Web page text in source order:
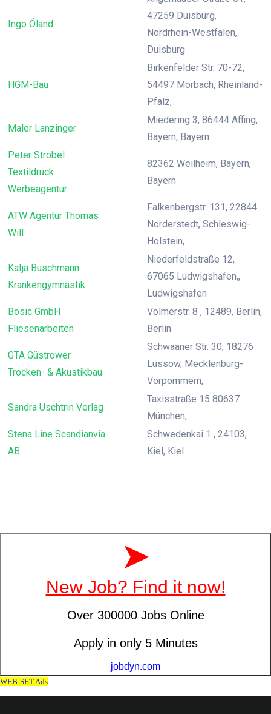
Ingo Öland
47259 Duisburg,
Nordrhein-Westfalen,
Duisburg
HGM-Bau
Birkenfelder Str. 70-72,
54497 Morbach, Rheinland-
Pfalz,
Maler Lanzinger
Miedering 3, 86444 Affing,
Bayern, Bayern
Peter Strobel
Textildruck
Werbeagentur
82362 Weilheim, Bayern,
Bayern
ATW Agentur Thomas
Will
Falkenbergstr. 131, 22844
Norderstedt, Schleswig-
Holstein,
Katja Buschmann
Krankengymnastik
Niederfeldstraße 12,
67065 Ludwigshafen,,
Ludwigshafen
Bosic GmbH
Fliesenarbeiten
Volmerstr. 8 , 12489, Berlin,
Berlin
GTA Güstrower
Trocken- & Akustikbau
Schwaaner Str. 30, 18276
Lüssow, Mecklenburg-
Vorpommern,
Sandra Uschtrin Verlag
Taxisstraße 15 80637
München,
Stena Line Scandianvia
AB
Schwedenkai 1 , 24103,
Kiel, Kiel